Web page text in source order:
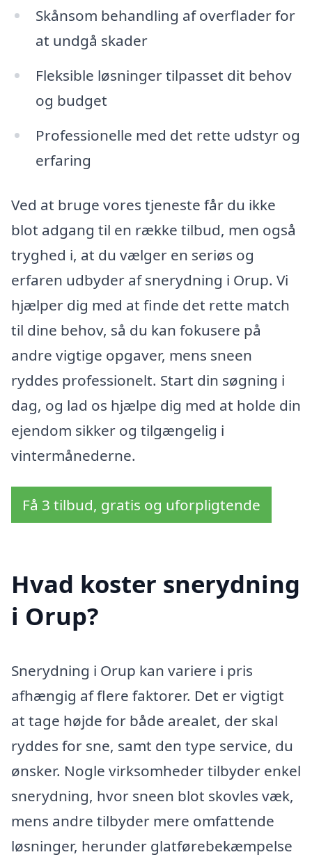
Skånsom behandling af overflader for
at undgå skader
Fleksible løsninger tilpasset dit behov
og budget
Professionelle med det rette udstyr og
erfaring
Ved at bruge vores tjeneste får du ikke
blot adgang til en række tilbud, men også
tryghed i, at du vælger en seriøs og
erfaren udbyder af snerydning i Orup. Vi
hjælper dig med at finde det rette match
til dine behov, så du kan fokusere på
andre vigtige opgaver, mens sneen
ryddes professionelt. Start din søgning i
dag, og lad os hjælpe dig med at holde din
ejendom sikker og tilgængelig i
vintermånederne.
Få 3 tilbud, gratis og uforpligtende
Hvad koster snerydning
i Orup?
Snerydning i Orup kan variere i pris
afhængig af flere faktorer. Det er vigtigt
at tage højde for både arealet, der skal
ryddes for sne, samt den type service, du
ønsker. Nogle virksomheder tilbyder enkel
snerydning, hvor sneen blot skovles væk,
mens andre tilbyder mere omfattende
løsninger, herunder glatførebekæmpelse